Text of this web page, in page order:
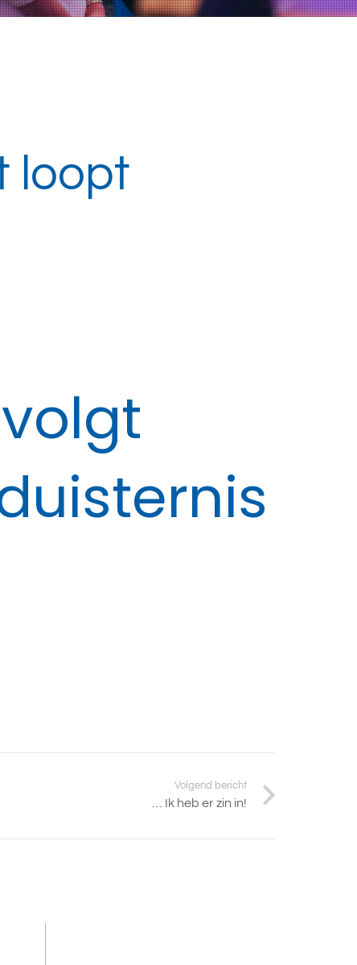
loopt
Volgend bericht
… Ik heb er zin in!